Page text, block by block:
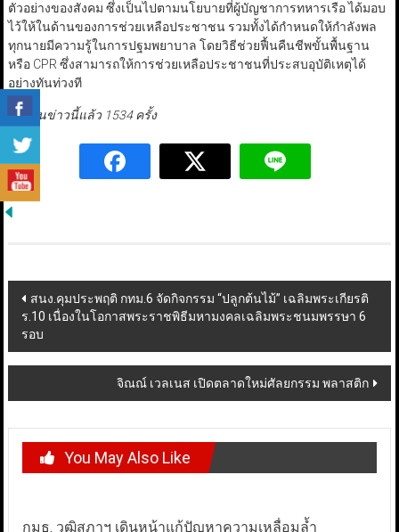
ตัวอย่างของสังคม ซึ่งเป็นไปตามนโยบายที่ผู้บัญชาการทหารเรือ ได้มอบ
ไว้ให้ในด้านของการช่วยเหลือประชาชน รวมทั้งได้กำหนดให้กำลังพล
ทุกนายมีความรู้ในการปฐมพยาบาล โดยวิธีช่วยฟื้นคืนชีพขั้นพื้นฐาน
หรือ CPR ซึ่งสามารถให้การช่วยเหลือประชาชนที่ประสบอุบัติเหตุได้
อย่างทันท่วงที
มีผู้อ่านข่าวนี้แล้ว 1534 ครั้ง
Post
navigation
สนง.คุมประพฤติ กทม.6 จัดกิจกรรม “ปลูกต้นไม้” เฉลิมพระเกียรติ
ร.10 เนื่องในโอกาสพระราชพิธีมหามงคลเฉลิมพระชนมพรรษา 6
รอบ
จิณณ์ เวลเนส เปิดตลาดใหม่ศัลยกรรม พลาสติก
You May Also Like
กมธ. วุฒิสภาฯ เดินหน้าแก้ปัญหาความเหลื่อมล้ำ